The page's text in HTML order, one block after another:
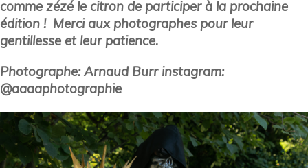
comme zézé le citron de participer à la prochaine
édition ! Merci aux photographes pour leur
gentillesse et leur patience.
Photographe: Arnaud Burr instagram:
@aaaaphotographie